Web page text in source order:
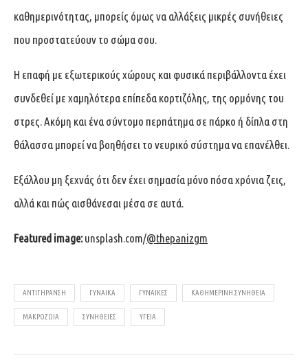
καθημερινότητας, μπορείς όμως να αλλάξεις μικρές συνήθειες
που προστατεύουν το σώμα σου.
Η επαφή με εξωτερικούς χώρους και φυσικά περιβάλλοντα έχει
συνδεθεί με χαμηλότερα επίπεδα κορτιζόλης, της ορμόνης του
στρες. Ακόμη και ένα σύντομο περπάτημα σε πάρκο ή δίπλα στη
θάλασσα μπορεί να βοηθήσει το νευρικό σύστημα να επανέλθει.
Εξάλλου μη ξεχνάς ότι δεν έχει σημασία μόνο πόσα χρόνια ζεις,
αλλά και πώς αισθάνεσαι μέσα σε αυτά.
Featured image:unsplash.com/@thepanizgm
ΑΝΤΙΓΉΡΑΝΣΗ ΓΥΝΑΊΚΑ ΓΥΝΑΊΚΕΣ ΚΑΘΗΜΕΡΙΝΉ ΣΥΝΉΘΕΙΑ
ΜΑΚΡΟΖΩΊΑ ΣΥΝΉΘΕΙΕΣ ΥΓΕΊΑ